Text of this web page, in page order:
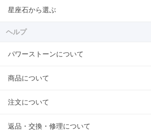
星座石から選ぶ
ヘルプ
パワーストーンについて
商品について
注文について
返品・交換・修理について